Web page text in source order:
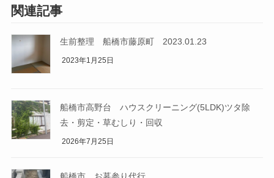
関連記事
生前整理 船橋市藤原町 2023.01.23
2023年1月25日
船橋市高野台 ハウスクリーニング(5LDK)ツタ除
去・剪定・草むしり・回収
2026年7月25日
船橋市 お墓参り代行